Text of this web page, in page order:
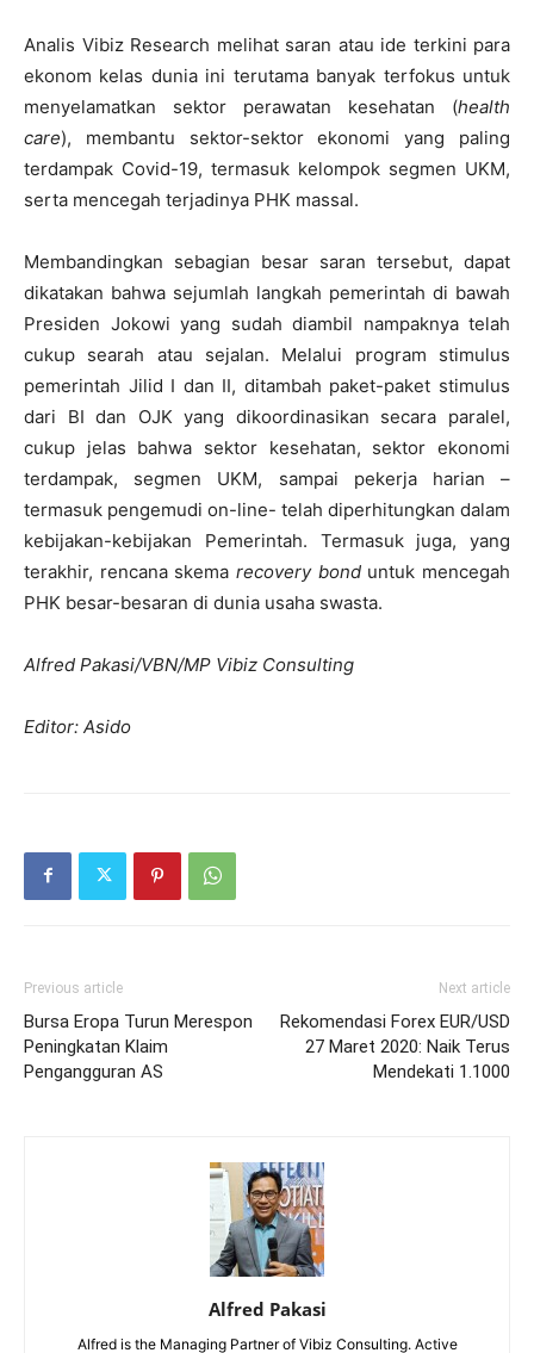
Analis Vibiz Research melihat saran atau ide terkini para
ekonom kelas dunia ini terutama banyak terfokus untuk
menyelamatkan sektor perawatan kesehatan (health
care), membantu sektor-sektor ekonomi yang paling
terdampak Covid-19, termasuk kelompok segmen UKM,
serta mencegah terjadinya PHK massal.
Membandingkan sebagian besar saran tersebut, dapat
dikatakan bahwa sejumlah langkah pemerintah di bawah
Presiden Jokowi yang sudah diambil nampaknya telah
cukup searah atau sejalan. Melalui program stimulus
pemerintah Jilid I dan II, ditambah paket-paket stimulus
dari BI dan OJK yang dikoordinasikan secara paralel,
cukup jelas bahwa sektor kesehatan, sektor ekonomi
terdampak, segmen UKM, sampai pekerja harian –
termasuk pengemudi on-line- telah diperhitungkan dalam
kebijakan-kebijakan Pemerintah. Termasuk juga, yang
terakhir, rencana skema recovery bonduntuk mencegah
PHK besar-besaran di dunia usaha swasta.
Alfred Pakasi/VBN/MP Vibiz Consulting
Editor: Asido
Previous article
Bursa Eropa Turun Merespon
Peningkatan Klaim
Pengangguran AS
Next article
Rekomendasi Forex EUR/USD
27 Maret 2020: Naik Terus
Mendekati 1.1000
Alfred Pakasi
Alfred is the Managing Partner of Vibiz Consulting. Active